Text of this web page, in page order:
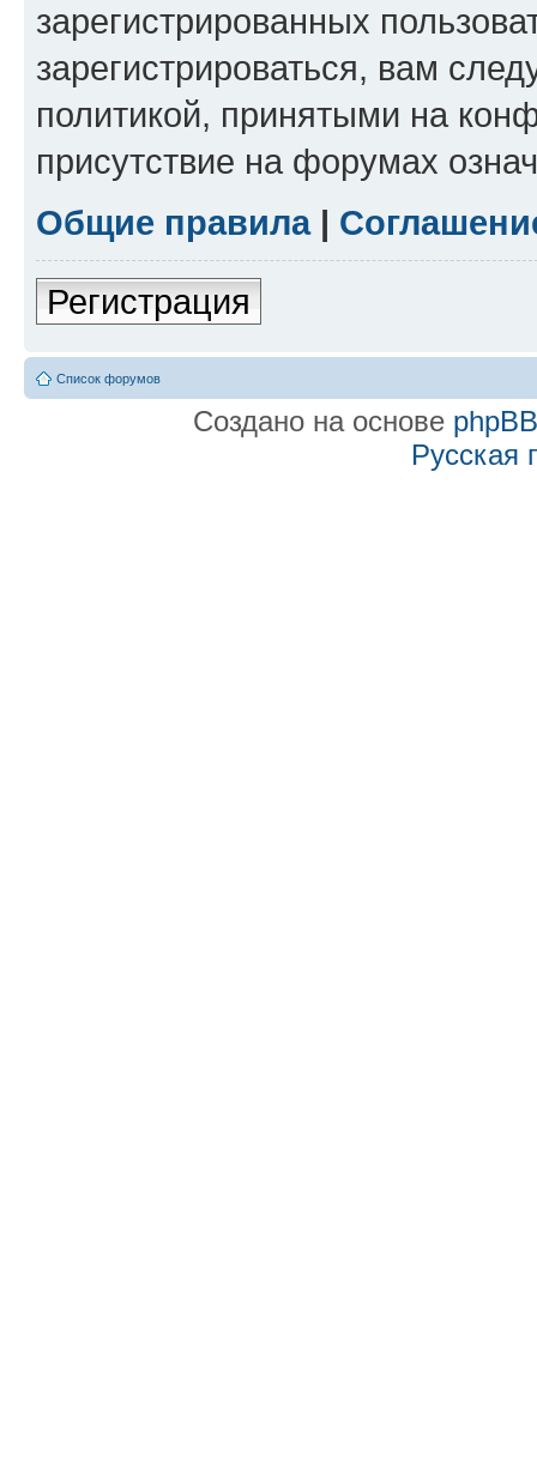
зарегистрированных
зарегистрироваться, вам
политикой, принятыми на
присутствие на форумах
Общие правила|
Регистрация
Список форумов
Создано на основе phpBB
Русская